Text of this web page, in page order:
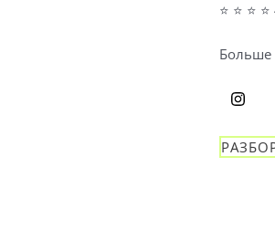
⭐ ⭐ ⭐
Больше